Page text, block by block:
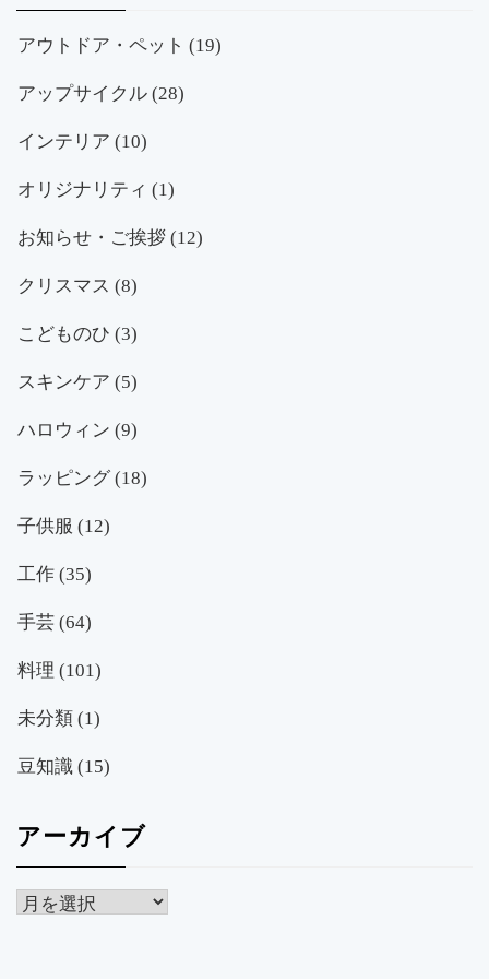
アウトドア・ペット (19)
アップサイクル (28)
インテリア (10)
オリジナリティ (1)
お知らせ・ご挨拶 (12)
クリスマス (8)
こどものひ (3)
スキンケア (5)
ハロウィン (9)
ラッピング(18)
子供服 (12)
工作 (35)
手芸 (64)
料理 (101)
未分類 (1)
豆知識 (15)
アーカイブ
ア